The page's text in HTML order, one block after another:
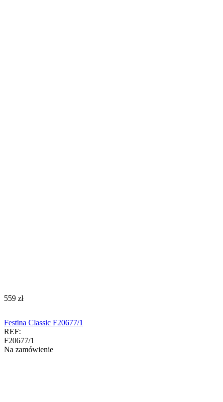
‍559‍ zł
Festina Classic F20677/1
REF:
F20677/1
Na zamówienie